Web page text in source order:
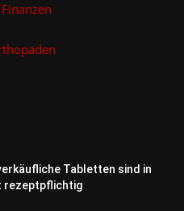
Tabletten sind in
rezeptpflichtig